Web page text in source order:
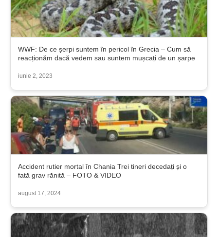
WWF: De ce șerpi suntem în pericol în Grecia – Cum să
reacționăm dacă vedem sau suntem mușcați de un șarpe
iunie 2, 2023
Accident rutier mortal în Chania Trei tineri decedați și o
fată grav rănită – FOTO & VIDEO
august 17, 2024